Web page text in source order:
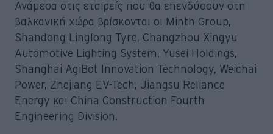
Ανάμεσα στις εταιρείς που θα επενδύσουν στη
βαλκανική χώρα βρίσκονται οι Minth Group,
Shandong Linglong Tyre, Changzhou Xingyu
Automotive Lighting System, Yusei Holdings,
Shanghai AgiBot Innovation Technology, Weichai
Power, Zhejiang EV-Tech, Jiangsu Reliance
Energy και China Construction Fourth
Engineering Division.